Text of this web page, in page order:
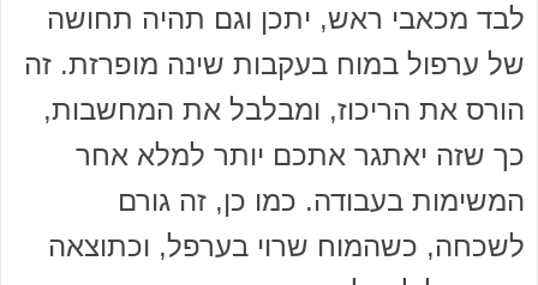
לבד מכאבי ראש, יתכן וגם תהיה תחושה
של ערפול במוח בעקבות שינה מופרזת. זה
הורס את הריכוז, ומבלבל את המחשבות,
כך שזה יאתגר אתכם יותר למלא אחר
המשימות בעבודה. כמו כן, זה גורם
לשכחה, כשהמוח שרוי בערפל, וכתוצאה